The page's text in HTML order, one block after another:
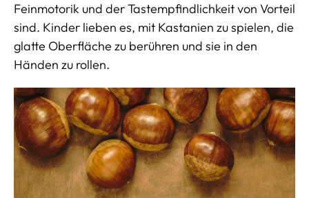
Feinmotorik und der Tastempfindlichkeit von Vorteil
sind. Kinder lieben es, mit Kastanien zu spielen, die
glatte Oberfläche zu berühren und sie in den
Händen zu rollen.